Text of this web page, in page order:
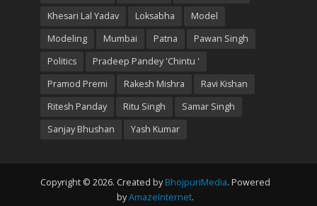
Khesari Lal Yadav
Loksabha
Model
Modeling
Mumbai Patna
Pawan Singh
Politics
Pradeep Pandey 'Chintu '
Pramod Premi
Rakesh Mishra
Ravi Kishan
Ritesh Panday
Ritu Singh
Samar Singh
Sanjay Bhushan
Yash Kumar
Copyright © 2026. Created by BhojpuriMedia. Powered
byAmazeInternet.